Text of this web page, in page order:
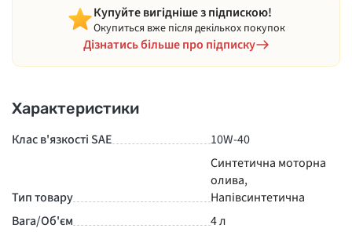
Купуйте вигідніше з підпискою!
Окупиться вже після декількох покупок
Дізнатись більше про підписку
Характеристики
Клас в'язкості SAE 10W-40
Тип товару
Синтетична моторна
олива,
Напівсинтетична
Вага/Об'єм
4 л